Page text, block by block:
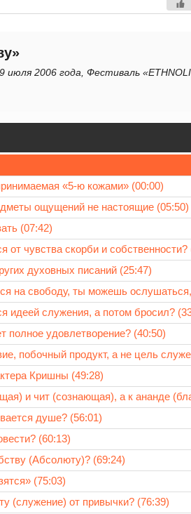
2006 года, Фестиваль
«5-ю кожами» (00:00)
ощущений не настоящие (05:50)
(07:42)
от чувства скорби и собственности?
духовных писаний (25:47)
на свободу, ты можешь
идеей служения, а потом бросил?
полное удовлетворение? (40:50)
побочный продукт, а не цель
Кришны (49:28)
и чит (сознающая), а к ананде
душе? (56:01)
(60:13)
(Абсолюту)? (69:24)
(75:03)
(служение) от привычки? (76:39)